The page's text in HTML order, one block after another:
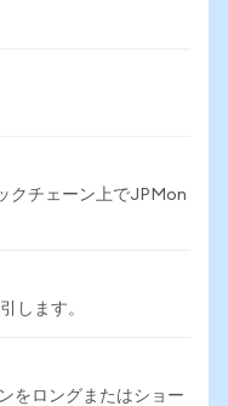
クチェーン上でJPMon
します。
をロングまたはショー